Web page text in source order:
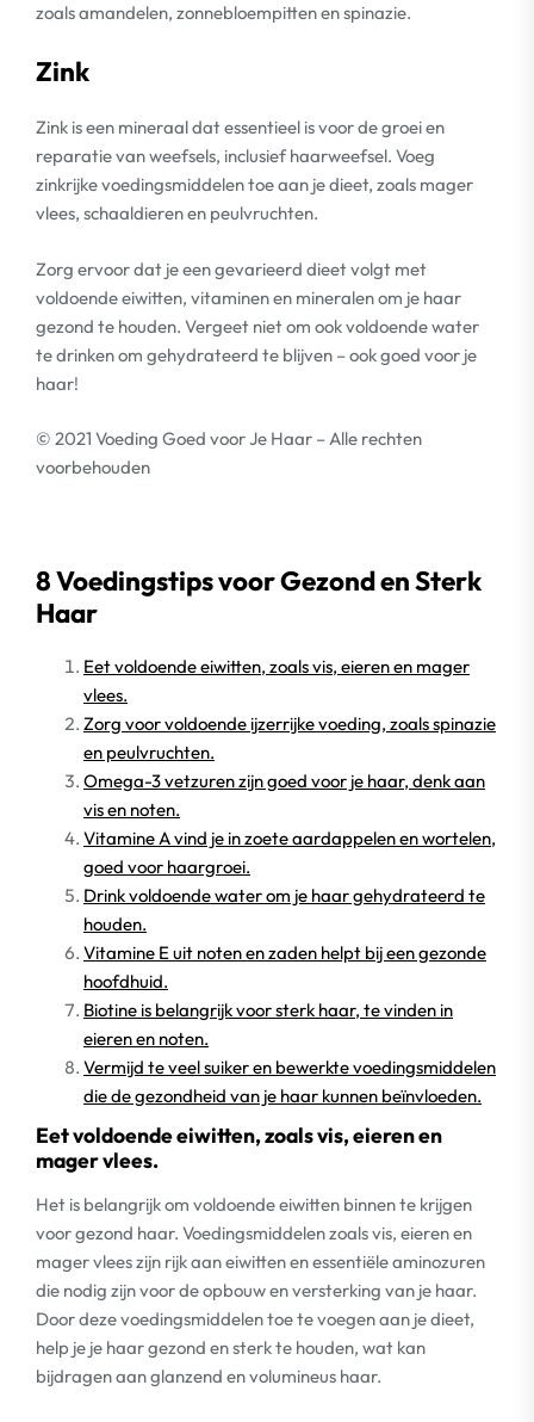
zoals amandelen, zonnebloempitten en spinazie.
Zink
Zink is een mineraal dat essentieel is voor de groei en
reparatie van weefsels, inclusief haarweefsel. Voeg
zinkrijke voedingsmiddelen toe aan je dieet, zoals mager
vlees, schaaldieren en peulvruchten.
Zorg ervoor dat je een gevarieerd dieet volgt met
voldoende eiwitten, vitaminen en mineralen om je haar
gezond te houden. Vergeet niet om ook voldoende water
te drinken om gehydrateerd te blijven – ook goed voor je
haar!
© 2021 Voeding Goed voor Je Haar – Alle rechten
voorbehouden
8 Voedingstips voor Gezond en Sterk
Haar
Eet voldoende eiwitten, zoals vis, eieren en mager
vlees.
Zorg voor voldoende ijzerrijke voeding, zoals spinazie
en peulvruchten.
Omega-3 vetzuren zijn goed voor je haar, denk aan
vis en noten.
Vitamine A vind je in zoete aardappelen en wortelen,
goed voor haargroei.
Drink voldoende water om je haar gehydrateerd te
houden.
Vitamine E uit noten en zaden helpt bij een gezonde
hoofdhuid.
Biotine is belangrijk voor sterk haar, te vinden in
eieren en noten.
Vermijd te veel suiker en bewerkte voedingsmiddelen
die de gezondheid van je haar kunnen beïnvloeden.
Eet voldoende eiwitten, zoals vis, eieren en
mager vlees.
Het is belangrijk om voldoende eiwitten binnen te krijgen
voor gezond haar. Voedingsmiddelen zoals vis, eieren en
mager vlees zijn rijk aan eiwitten en essentiële aminozuren
die nodig zijn voor de opbouw en versterking van je haar.
Door deze voedingsmiddelen toe te voegen aan je dieet,
help je je haar gezond en sterk te houden, wat kan
bijdragen aan glanzend en volumineus haar.